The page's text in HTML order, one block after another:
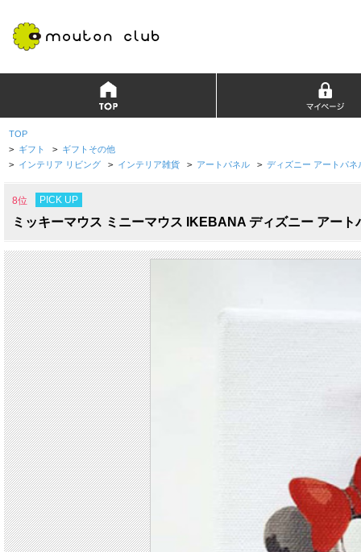
TOP
> ギフト > ギフトその他
> インテリア リビング > インテリア雑貨 > アートパネル > ディズニー アートパネ
8位 PICK UP
ミッキーマウス ミニーマウス IKEBANA ディズニー アー